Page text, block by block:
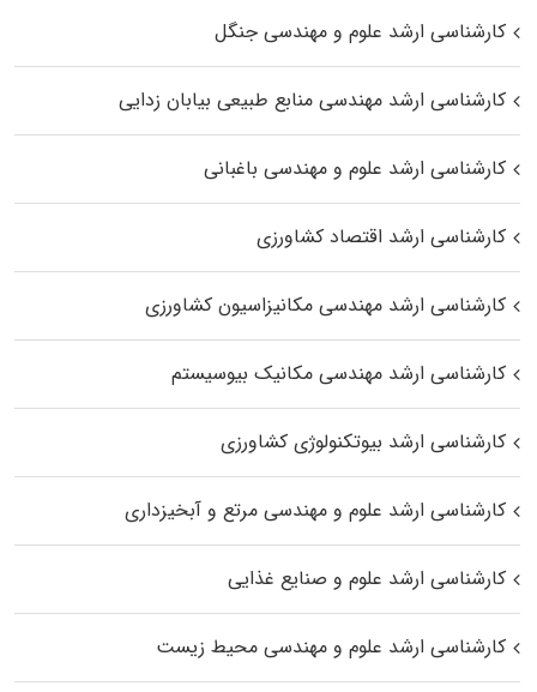
کارشناسی ارشد علوم و مهندسی جنگل
کارشناسی ارشد مهندسی منابع طبیعی بیابان زدایی
کارشناسی ارشد علوم و مهندسی باغبانی
کارشناسی ارشد اقتصاد کشاورزی
کارشناسی ارشد مهندسی مکانیزاسیون کشاورزی
کارشناسی ارشد مهندسی مکانیک بیوسیستم
کارشناسی ارشد بیوتکنولوژی کشاورزی
کارشناسی ارشد علوم و مهندسی مرتع و آبخیزداری
کارشناسی ارشد علوم و صنایع غذایی
کارشناسی ارشد علوم و مهندسی محیط زیست